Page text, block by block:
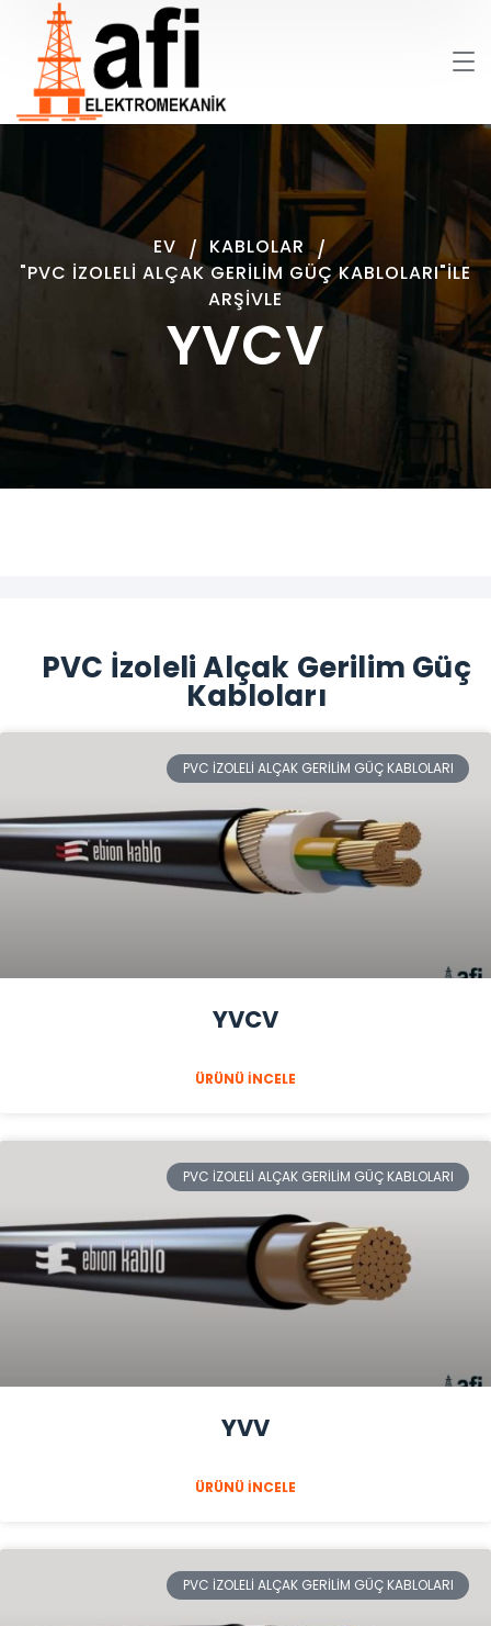
YVCV
EV
KABLOLAR
"PVC İZOLELI ALÇAK GERILIM GÜÇ KABLOLARI"ILE
ARŞIVLE
PVC İzoleli Alçak Gerilim Güç
Kabloları
PVC İZOLELI ALÇAK GERILIM GÜÇ KABLOLARI
YVCV
ÜRÜNÜ İNCELE
PVC İZOLELI ALÇAK GERILIM GÜÇ KABLOLARI
YVV
ÜRÜNÜ İNCELE
PVC İZOLELI ALÇAK GERILIM GÜÇ KABLOLARI